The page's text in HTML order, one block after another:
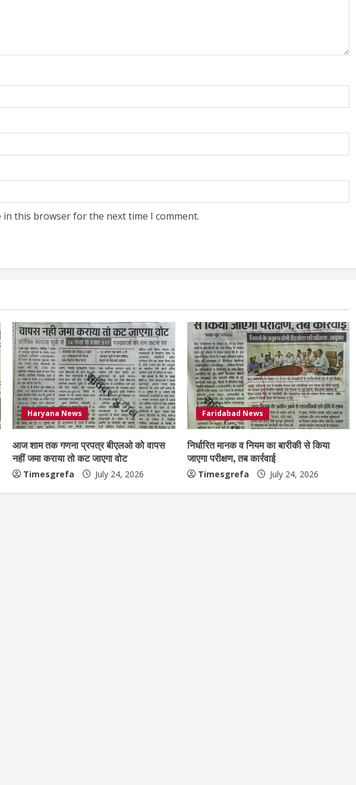
in this browser for the next time I comment.
Haryana News
आज शाम तक गणना प्रपत्र बीएलओ को वापस
नहीं जमा कराया तो कट जाएगा वोट
Timesgrefa July 24, 2026
Faridabad News
निर्धारित मानक व नियम का बारीकी से किया
जाएगा परीक्षण, तब कार्रवाई
Timesgrefa July 24, 2026